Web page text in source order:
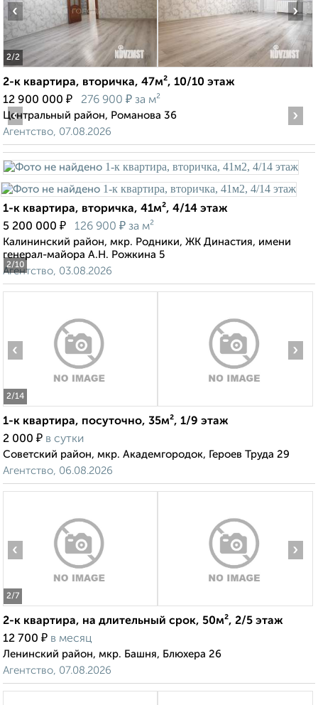
2/2
‹ ›
2-к квартира, вторичка, 47м², 10/10 этаж
12 900 000 ₽ 276 900 ₽ за м²
Центральный район, Романова 36
Агентство, 07.08.2026
2/10
‹ ›
1-к квартира, вторичка, 41м², 4/14 этаж
5 200 000 ₽ 126 900 ₽ за м²
Калининский район, мкр. Родники, ЖК Династия, имени
генерал-майора А.Н. Рожкина 5
Агентство, 03.08.2026
2/14
‹ ›
1-к квартира, посуточно, 35м², 1/9 этаж
2 000 ₽ в сутки
Советский район, мкр. Академгородок, Героев Труда 29
Агентство, 06.08.2026
2/7
‹ ›
2-к квартира, на длительный срок, 50м², 2/5 этаж
12 700 ₽ в месяц
Ленинский район, мкр. Башня, Блюхера 26
Агентство, 07.08.2026